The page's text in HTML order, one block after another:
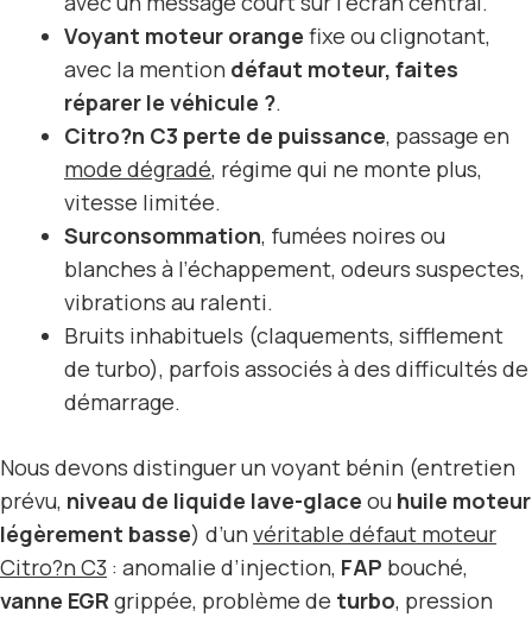
Voyant moteur orange fixe ou clignotant,
avec la mention défaut moteur, faites
réparer le véhicule ?.
Citro?n C3 perte de puissance, passage en
mode dégradé, régime qui ne monte plus,
vitesse limitée.
Surconsommation, fumées noires ou
blanches à l’échappement, odeurs suspectes,
vibrations au ralenti.
Bruits inhabituels (claquements, sifflement
de turbo), parfois associés à des difficultés de
démarrage.
Nous devons distinguer un voyant bénin (entretien
prévu, niveau de liquide lave-glace ou huile moteur
légèrement basse) d’un véritable défaut moteur
Citro?n C3 : anomalie d’injection, FAP bouché,
vanne EGR grippée, problème de turbo, pression